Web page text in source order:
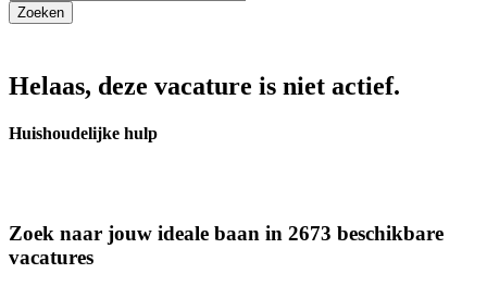
Helaas, deze vacature is niet actief.
Huishoudelijke hulp
Zoek naar jouw ideale baan in 2673 beschikbare
vacatures